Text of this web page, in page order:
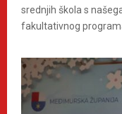
srednjih škola s
fakultativnog